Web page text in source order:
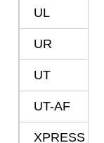
UL
UR
UT
UT-AF
XPRESS